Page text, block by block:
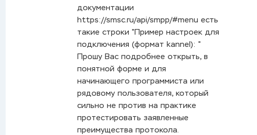
документации
https://smsc.ru/api/smpp/#menu есть
такие строки "Пример настроек для
подключения (формат kannel): "
Прошу Вас подробнее открыть, в
понятной форме и для
начинающего программиста или
рядовому пользователя, который
сильно не против на практике
протестировать заявленные
преимущества протокола.